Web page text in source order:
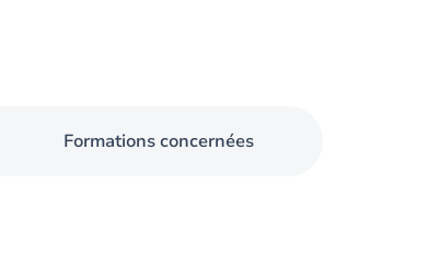
Formations concernées